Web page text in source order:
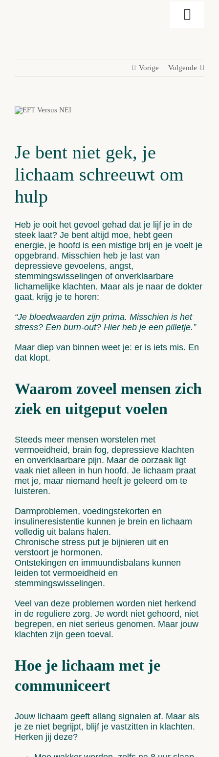
Toggle
Vergoedingen
Contact
Vorige Volgende
Je bent niet gek, je
lichaam schreeuwt om
hulp
Heb je ooit het gevoel gehad dat je lijf je in de
steek laat? Je bent altijd moe, hebt geen
energie, je hoofd is een mistige brij en je voelt je
opgebrand. Misschien heb je last van
depressieve gevoelens, angst,
stemmingswisselingen of onverklaarbare
lichamelijke klachten. Maar als je naar de dokter
gaat, krijg je te horen:
“Je bloedwaarden zijn prima. Misschien is het
stress? Een burn-out? Hier heb je een pilletje.”
Maar diep van binnen weet je: er is iets mis. En
dat klopt.
Waarom zoveel mensen zich
ziek en uitgeput voelen
Steeds meer mensen worstelen met
vermoeidheid, brain fog, depressieveklachten
en onverklaarbare pijn. Maar de oorzaak ligt
vaak niet alleen in hun hoofd. Je lichaam praat
met je, maar niemand heeft je geleerd om te
luisteren.
Darmproblemen, voedingstekorten en
insulineresistentiekunnen je brein en lichaam
volledig uit balans halen.
Chronische stressput je bijnieren uit en
verstoort je hormonen.
Ontstekingen en immuundisbalanskunnen
leiden tot vermoeidheid en
stemmingswisselingen.
Veel van deze problemen worden niet herkend
in de reguliere zorg. Je wordt niet gehoord, niet
begrepen, en niet serieus genomen. Maar jouw
klachten zijn geen toeval.
Hoe je lichaam met je
communiceert
Jouw lichaam geeft allang signalen af. Maar als
je ze niet begrijpt, blijf je vastzitten in klachten.
Herken jij deze?